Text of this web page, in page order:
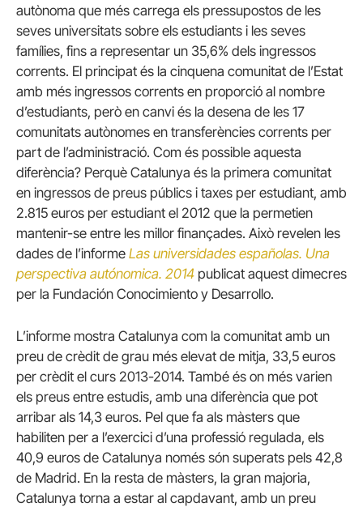
autònoma que més carrega els pressupostos de les
seves universitats sobre els estudiants i les seves
famílies, fins a representar un 35,6% dels ingressos
corrents. El principat és la cinquena comunitat de l’Estat
amb més ingressos corrents en proporció al nombre
d’estudiants, però en canvi és la desena de les 17
comunitats autònomes en transferències corrents per
part de l’administració. Com és possible aquesta
diferència? Perquè Catalunya és la primera comunitat
en ingressos de preus públics i taxes per estudiant, amb
2.815 euros per estudiant el 2012 que la permetien
mantenir-se entre les millor finançades. Això revelen les
dades de l’informe Las universidades españolas. Una
perspectiva autónomica. 2014 publicat aquest dimecres
per la Fundación Conocimiento y Desarrollo.
L’informe mostra Catalunya com la comunitat amb un
preu de crèdit de grau més elevat de mitja, 33,5 euros
per crèdit el curs 2013-2014. També és on més varien
els preus entre estudis, amb una diferència que pot
arribar als 14,3 euros. Pel que fa als màsters que
habiliten per a l’exercici d’una professió regulada, els
40,9 euros de Catalunya només són superats pels 42,8
de Madrid. En la resta de màsters, la gran majoria,
Catalunya torna a estar al capdavant, amb un preu